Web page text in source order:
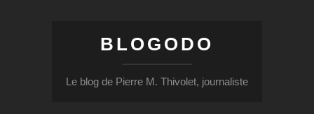
BLOGODO
Le blog de Pierre M. Thivolet, journaliste